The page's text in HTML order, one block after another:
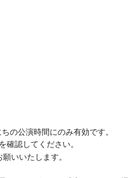
の公演時間にのみ有効です。
を確認してください。
願いいたします。